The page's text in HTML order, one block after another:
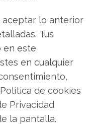
aceptar lo anterior
Tus
en este
en cualquier
de cookies
Privacidad
la pantalla.
los próximos
una
El nuevo Análisis
la respuesta: